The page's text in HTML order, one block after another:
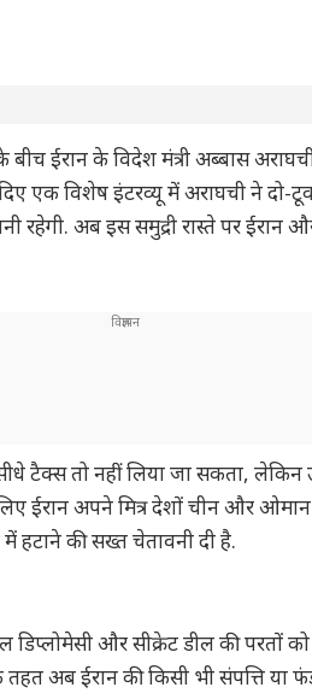
ईरान के विदेश मंत्री अब्बास
एक विशेष इंटरव्यू में अराघची ने दो-
रहेगी. अब इस समुद्री रास्ते पर ईरान
टैक्स तो नहीं लिया जा सकता,
ईरान अपने मित्र देशों चीन और
हटाने की सख्त चेतावनी दी है.
और सीक्रेट डील की परतों
अब ईरान की किसी भी संपत्ति या